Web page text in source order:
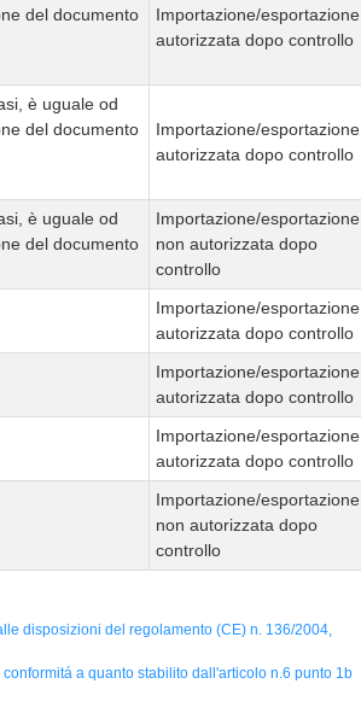
del documento
Importazione/esportazione
autorizzata dopo controllo
è uguale od
del documento
Importazione/esportazione
autorizzata dopo controllo
è uguale od
del documento
Importazione/esportazione
non autorizzata dopo
controllo
Importazione/esportazione
autorizzata dopo controllo
Importazione/esportazione
autorizzata dopo controllo
Importazione/esportazione
autorizzata dopo controllo
Importazione/esportazione
non autorizzata dopo
controllo
disposizioni del regolamento (CE) n. 136/2004,
a quanto stabilito dall'articolo n.6 punto 1b